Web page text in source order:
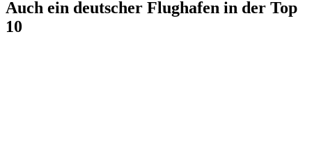
Auch ein deutscher Flughafen in der Top
10